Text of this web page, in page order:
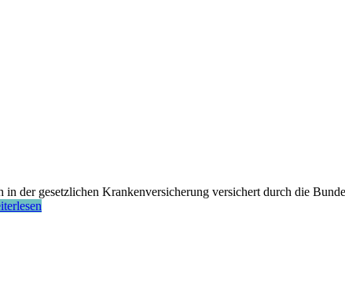
der gesetzlichen Krankenversicherung versichert durch die